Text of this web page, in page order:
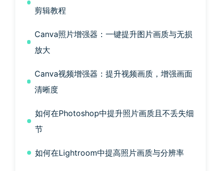
剪辑教程
Canva照片增强器：一键提升图片画质与无损
放大
Canva视频增强器：提升视频画质，增强画面
清晰度
如何在Photoshop中提升照片画质且不丢失细
节
如何在Lightroom中提高照片画质与分辨率